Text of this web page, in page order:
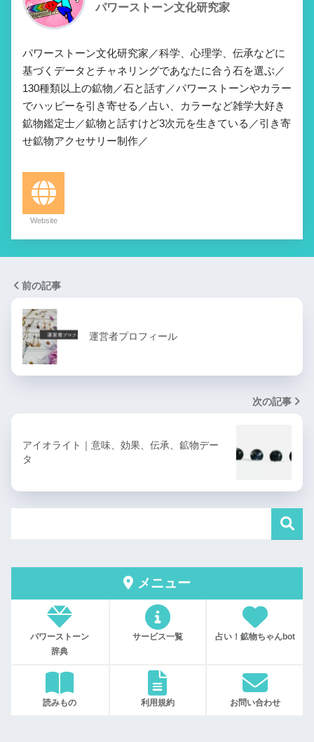
パワーストーン文化研究家
パワーストーン文化研究家／科学、心理学、伝承などに
基づくデータとチャネリングであなたに合う石を選ぶ／
130種類以上の鉱物／石と話す／パワーストーンやカラー
でハッピーを引き寄せる／占い、カラーなど雑学大好き
鉱物鑑定士／鉱物と話すけど3次元を生きている／引き寄
せ鉱物アクセサリー制作／
Website
前の記事
運営者プロフィール
次の記事
アイオライト｜意味、効果、伝承、鉱物デー
タ
メニュー
パワーストーン
辞典
サービス一覧 占い！鉱物ちゃんbot
読みもの 利用規約 お問い合わせ